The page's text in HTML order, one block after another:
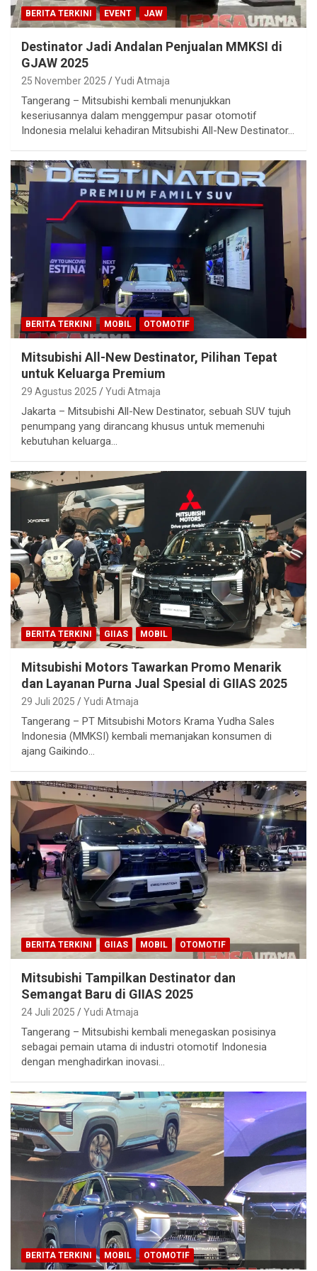
BERITA TERKINI EVENT JAW
Destinator Jadi Andalan Penjualan MMKSI di
GJAW 2025
25 November 2025 Yudi Atmaja
Tangerang – Mitsubishi kembali menunjukkan
keseriusannya dalam menggempur pasar otomotif
Indonesia melalui kehadiran Mitsubishi All-New Destinator…
BERITA TERKINI MOBIL OTOMOTIF
Mitsubishi All-New Destinator, Pilihan Tepat
untuk Keluarga Premium
29 Agustus 2025 Yudi Atmaja
Jakarta – Mitsubishi All-New Destinator, sebuah SUV tujuh
penumpang yang dirancang khusus untuk memenuhi
kebutuhan keluarga…
BERITA TERKINI GIIAS MOBIL
Mitsubishi Motors Tawarkan Promo Menarik
dan Layanan Purna Jual Spesial di GIIAS 2025
29 Juli 2025 Yudi Atmaja
Tangerang – PT Mitsubishi Motors Krama Yudha Sales
Indonesia (MMKSI) kembali memanjakan konsumen di
ajang Gaikindo…
BERITA TERKINI GIIAS MOBIL OTOMOTIF
Mitsubishi Tampilkan Destinator dan
Semangat Baru di GIIAS 2025
24 Juli 2025 Yudi Atmaja
Tangerang – Mitsubishi kembali menegaskan posisinya
sebagai pemain utama di industri otomotif Indonesia
dengan menghadirkan inovasi…
BERITA TERKINI MOBIL OTOMOTIF